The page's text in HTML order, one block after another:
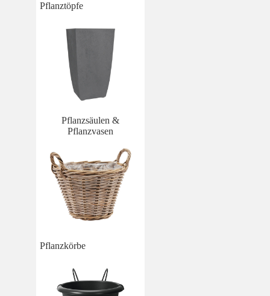
Pflanztöpfe
Pflanzsäulen &
Pflanzvasen
Pflanzkörbe